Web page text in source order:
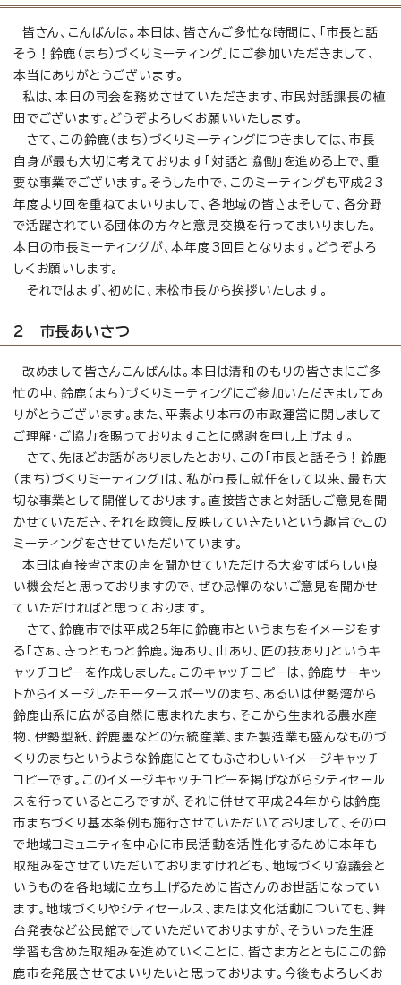
皆さん、こんばんは。本日は、皆さんご多忙な時間に、「市長と話
そう！鈴鹿（まち）づくりミーティング」にご参加いただきまして、
本当にありがとうございます。
私は、本日の司会を務めさせていただきます、市民対話課長の植
田でございます。どうぞよろしくお願いいたします。
さて、この鈴鹿（まち）づくりミーティングにつきましては、市長
自身が最も大切に考えております「対話と協働」を進める上で、重
要な事業でございます。そうした中で、このミーティングも平成23
年度より回を重ねてまいりまして、各地域の皆さまそして、各分野
で活躍されている団体の方々と意見交換を行ってまいりました。
本日の市長ミーティングが、本年度3回目となります。どうぞよろ
しくお願いします。
それではまず、初めに、末松市長から挨拶いたします。
2 市長あいさつ
改めまして皆さんこんばんは。本日は清和のもりの皆さまにご多
忙の中、鈴鹿（まち）づくりミーティングにご参加いただきましてあ
りがとうございます。また、平素より本市の市政運営に関しまして
ご理解・ご協力を賜っておりますことに感謝を申し上げます。
さて、先ほどお話がありましたとおり、この「市長と話そう！鈴鹿
（まち）づくりミーティング」は、私が市長に就任をして以来、最も大
切な事業として開催しております。直接皆さまと対話しご意見を聞
かせていただき、それを政策に反映していきたいという趣旨でこの
ミーティングをさせていただいています。
本日は直接皆さまの声を聞かせていただける大変すばらしい良
い機会だと思っておりますので、ぜひ忌憚のないご意見を聞かせ
ていただければと思っております。
さて、鈴鹿市では平成25年に鈴鹿市というまちをイメージをす
る「さぁ、きっともっと鈴鹿。海あり、山あり、匠の技あり」というキ
ャッチコピーを作成しました。このキャッチコピーは、鈴鹿サーキッ
トからイメージしたモータースポーツのまち、あるいは伊勢湾から
鈴鹿山系に広がる自然に恵まれたまち、そこから生まれる農水産
物、伊勢型紙、鈴鹿墨などの伝統産業、また製造業も盛んなものづ
くりのまちというような鈴鹿にとてもふさわしいイメージキャッチ
コピーです。このイメージキャッチコピーを掲げながらシティセール
スを行っているところですが、それに併せて平成24年からは鈴鹿
市まちづくり基本条例も施行させていただいておりまして、その中
で地域コミュニティを中心に市民活動を活性化するために本年も
取組みをさせていただいておりますけれども、地域づくり協議会と
いうものを各地域に立ち上げるために皆さんのお世話になってい
ます。地域づくりやシティセールス、または文化活動についても、舞
台発表など公民館でしていただいておりますが、そういった生涯
学習も含めた取組みを進めていくことに、皆さま方とともにこの鈴
鹿市を発展させてまいりたいと思っております。今後もよろしくお